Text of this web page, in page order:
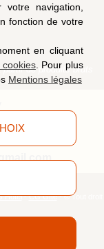
votre navigation,
fonction de votre
en cliquant
cookies. Pour plus
Mentions légales
de produits bruts
(Vosges)
Hôtel-CG Gîte- © Tout droit